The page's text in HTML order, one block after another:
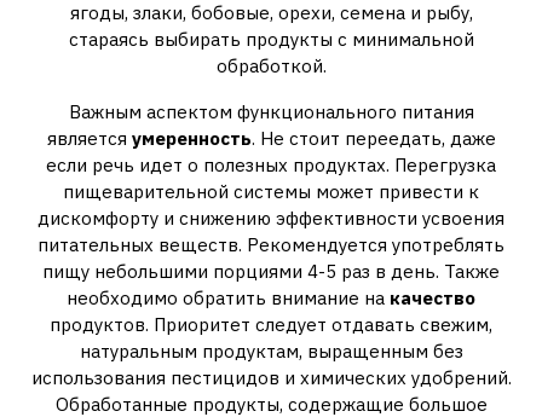
ягоды, злаки, бобовые, орехи, семена и рыбу,
стараясь выбирать продукты с минимальной
обработкой.
Важным аспектом функционального питания
является умеренность. Не стоит переедать, даже
если речь идет о полезных продуктах. Перегрузка
пищеварительной системы может привести к
дискомфорту и снижению эффективности усвоения
питательных веществ. Рекомендуется употреблять
пищу небольшими порциями 4-5 раз в день. Также
необходимо обратить внимание на качество
продуктов. Приоритет следует отдавать свежим,
натуральным продуктам, выращенным без
использования пестицидов и химических удобрений.
Обработанные продукты, содержащие большое